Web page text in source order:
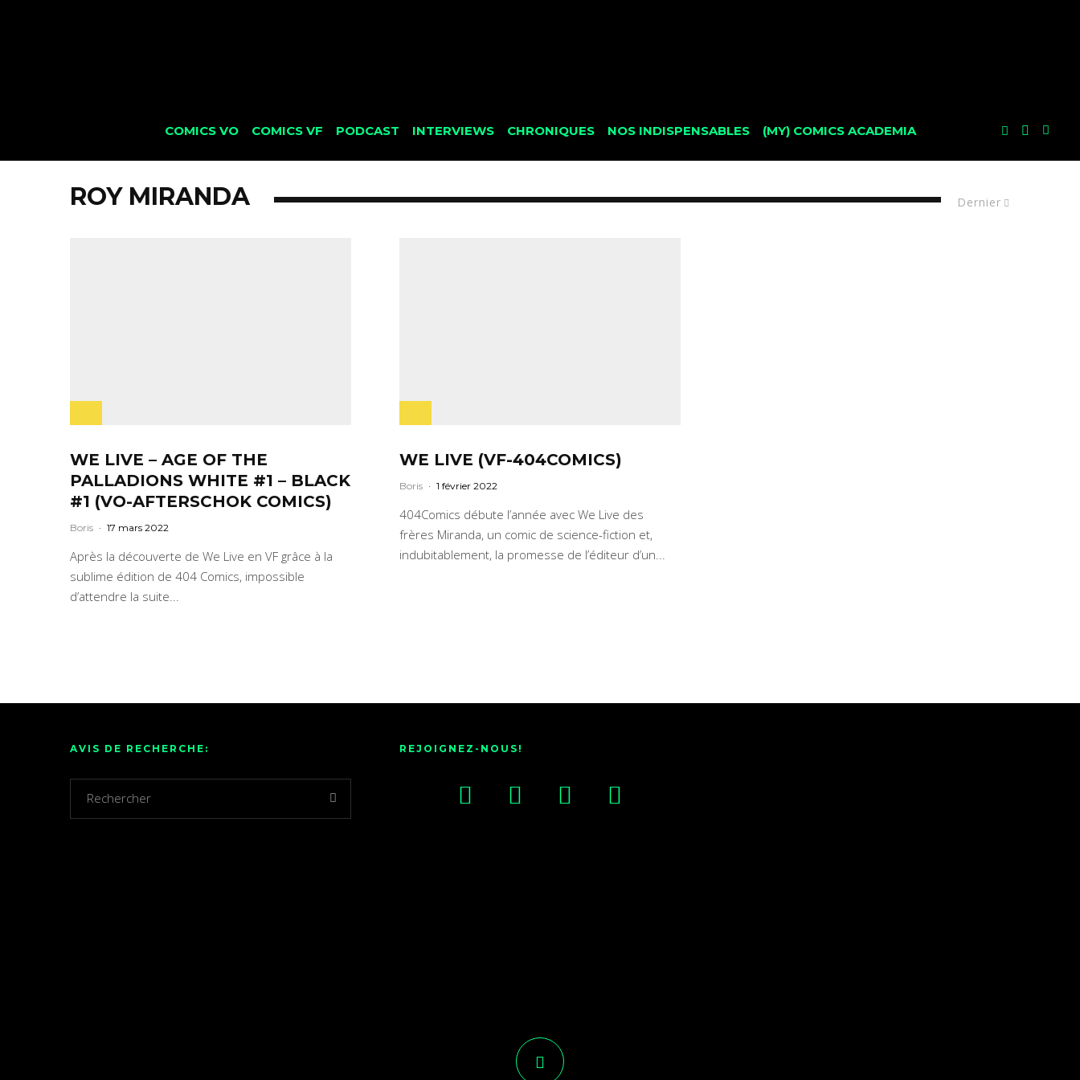
COMICS VO COMICS VF PODCAST INTERVIEWS CHRONIQUES NOS INDISPENSABLES (MY) COMICS ACADEMIA
Dernier
ROY MIRANDA
WE LIVE – AGE OF THE
PALLADIONS WHITE #1 – BLACK
#1 (VO-AFTERSCHOK COMICS)
Boris · 17 mars 2022
Après la découverte de We Live en VF grâce à la
sublime édition de 404 Comics, impossible
d’attendre la suite...
WE LIVE (VF-404COMICS)
Boris · 1 février 2022
404Comics débute l’année avec We Live des
frères Miranda, un comic de science-fiction et,
indubitablement, la promesse de l’éditeur d’un...
AVIS DE RECHERCHE: REJOIGNEZ-NOUS!